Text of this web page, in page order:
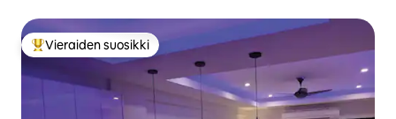
Vieraiden suosikkien parhaimmistoa
Vieraiden suosikki